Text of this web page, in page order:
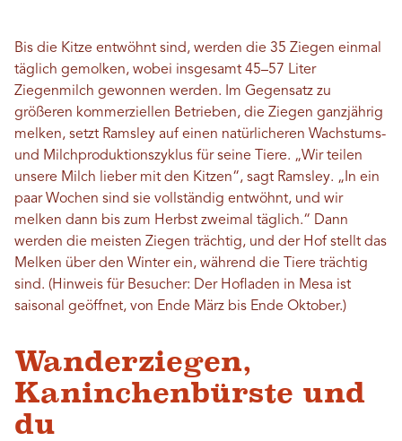
Bis die Kitze entwöhnt sind, werden die 35 Ziegen einmal
täglich gemolken, wobei insgesamt 45–57 Liter
Ziegenmilch gewonnen werden. Im Gegensatz zu
größeren kommerziellen Betrieben, die Ziegen ganzjährig
melken, setzt Ramsley auf einen natürlicheren Wachstums-
und Milchproduktionszyklus für seine Tiere. „Wir teilen
unsere Milch lieber mit den Kitzen“, sagt Ramsley. „In ein
paar Wochen sind sie vollständig entwöhnt, und wir
melken dann bis zum Herbst zweimal täglich.“ Dann
werden die meisten Ziegen trächtig, und der Hof stellt das
Melken über den Winter ein, während die Tiere trächtig
sind. (Hinweis für Besucher: Der Hofladen in Mesa ist
saisonal geöffnet, von Ende März bis Ende Oktober.)
Wanderziegen,
Kaninchenbürste und
du